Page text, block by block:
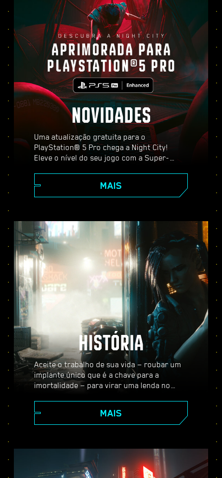
NOVIDADES
Uma atualização gratuita para o
PlayStation® 5 Pro chega a Night City!
Eleve o nível do seu jogo com a Super-
taxa de quadros mais alta e muito mais.
Escolha entre três modos gráficos:
Raio Pro, e desfrute de visuais
aprimorados, ação mais fluida e tudo o que
Cyberpunk 2077 no PS5® Pro tem a
oferecer.
MAIS
HISTÓRIA
Aceite o trabalho de sua vida — roubar um
implante único que é a chave para a
imortalidade — para virar uma lenda no
pessoas ao seu redor. Aceite uma variedade
de serviços para ir de mercenário
desvenda os mistérios do inestimável
implante tão cobiçado por todos.
MAIS